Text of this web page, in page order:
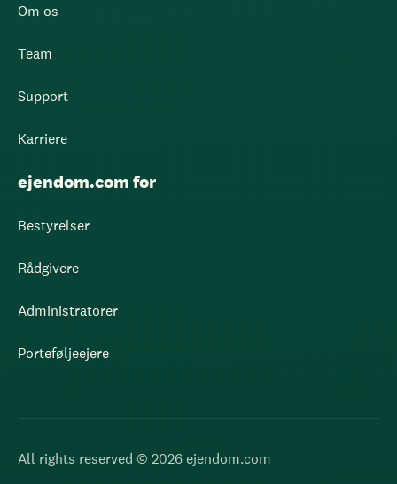
Om os
Team
Support
Karriere
ejendom.com for
Bestyrelser
Rådgivere
Administratorer
Porteføljeejere
All rights reserved © 2026 ejendom.com